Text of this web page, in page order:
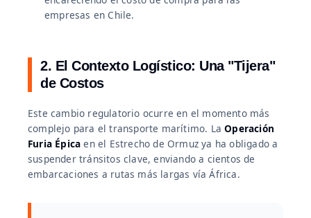
empresas en Chile.
2. El Contexto Logístico: Una "Tijera"
de Costos
Este cambio regulatorio ocurre en el momento más
complejo para el transporte marítimo. LaOperación
Furia Épica en el Estrecho de Ormuz ya ha obligado a
suspender tránsitos clave, enviando a cientos de
embarcaciones a rutas más largas vía África.